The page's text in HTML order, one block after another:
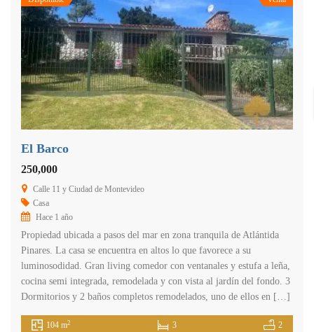
El Barco
250,000
Calle 11 y Ciudad de Montevideo
Casa
Hace 1 año
Propiedad ubicada a pasos del mar en zona tranquila de Atlántida
Pinares. La casa se encuentra en altos lo que favorece a su
luminosodidad. Gran living comedor con ventanales y estufa a leña,
cocina semi integrada, remodelada y con vista al jardín del fondo. 3
Dormitorios y 2 baños completos remodelados, uno de ellos en […]
104 m2 3 2